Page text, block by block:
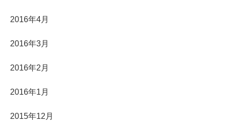
2016年4月
2016年3月
2016年2月
2016年1月
2015年12月